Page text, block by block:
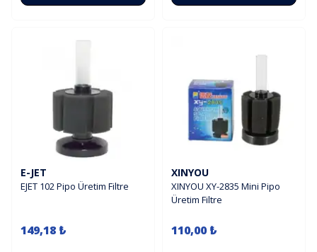
E-JET
EJET 102 Pipo Üretim Filtre
149,18 ₺
XINYOU
XINYOU XY-2835 Mini Pipo
Üretim Filtre
110,00 ₺